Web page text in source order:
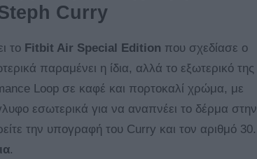
Curry
το Fitbit Air Special Edition που σχεδίασε ο
παραμένει η ίδια, αλλά το εξωτερικό της
Loop σε καφέ και πορτοκαλί χρώμα, με
εσωτερικά για να αναπνέει το δέρμα στην
την υπογραφή του Curry και τον αριθμό 30.
.